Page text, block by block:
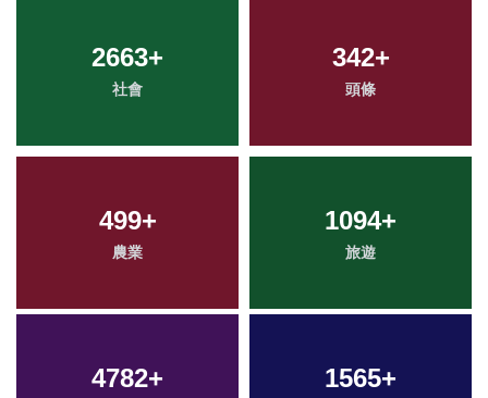
2663+
社會
342+
頭條
499+
農業
1094+
旅遊
4782+ 1565+